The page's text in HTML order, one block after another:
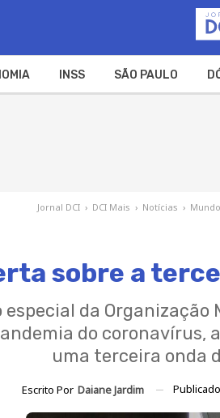
INSS SÃO PAULO
Jornal DCI › DCI Mais › Notícias › Mundo
sobre a
especial da
do coronavírus,
uma terceira onda
Escrito Por Daiane Jardim